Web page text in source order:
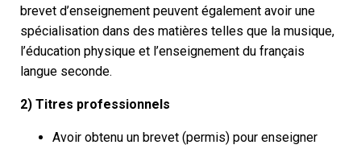
brevet d’enseignement peuvent également avoir une
spécialisation dans des matières telles que la musique,
l’éducation physique et l’enseignement du français
langue seconde.
2) Titres professionnels
Avoir obtenu un brevet (permis) pour enseigner